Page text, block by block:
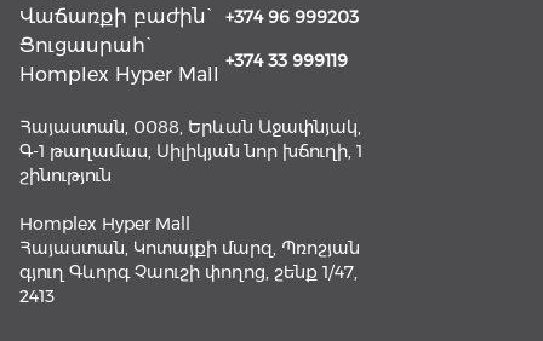
Վաճառքի բաժին` +374 96 999203
Ցուցասրահ`
Homplex Hyper Mall
+374 33 999119
Հայաստան, 0088, Երևան Աջափնյակ,
Գ-1 թաղամաս, Սիլիկյան նոր խճուղի, 1
շինություն
Homplex Hyper Mall
Հայաստան, Կոտայքի մարզ, Պռոշյան
գյուղ Գևորգ Չաուշի փողոց, շենք 1/47,
2413